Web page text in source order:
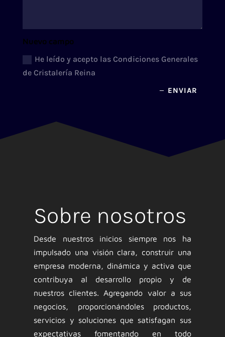
Nuevo campo
He leído y acepto las Condiciones Generales
de Cristalería Reina
ENVIAR
Sobre nosotros
Desde nuestros inicios siempre nos ha
impulsado una visión clara, construir una
empresa moderna, dinámica y activa que
contribuya al desarrollo propio y de
nuestros clientes. Agregando valor a sus
negocios, proporcionándoles productos,
servicios y soluciones que satisfagan sus
expectativas fomentando en todo